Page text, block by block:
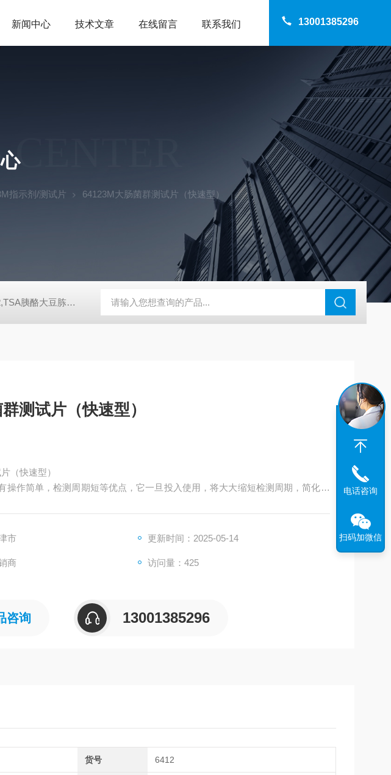
13001385296
新闻中心 技术文章 在线留言 联系我们
CENTER
指示剂/测试片 64123M大肠菌群测试片（快速型）
革兰氏阳性细菌鉴定卡21342,TSA胰酪大豆胨琼脂培养基,SDA沙氏葡萄糖琼脂培养基 芽胞菌鉴定卡21345,革兰氏阴性细菌鉴定卡21341,革兰氏阳性细菌鉴定卡21342,TSA胰酪大豆胨琼脂培养基,SDA沙氏葡萄糖琼脂培养基 芽胞菌鉴定卡21345,革兰氏阴性细菌鉴定卡21341,革兰氏阳性细菌鉴定卡21342,TSA胰酪大豆胨琼脂培养基,SDA沙氏葡萄糖琼脂培养基
测试片（快速型）
（快速型）
操作简单，检测周期短等优点，它一旦投入使用，将大大缩短检测周期，简化实
市
更新时间：2025-05-14
商 访问量：425
咨询 13001385296
货号 6412
电话咨询
扫码加微信